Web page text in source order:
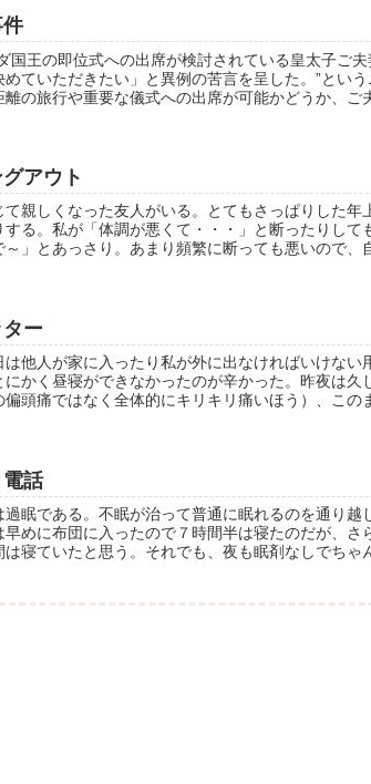
国王の即位式への出席が検討されている皇太子ご
めていただきたい」と異例の苦言を呈した。”とい
離の旅行や重要な儀式への出席が可能かどうか、ご
アウト
て親しくなった友人がいる。とてもさっぱりした年
する。私が「体調が悪くて・・・」と断ったりして
～」とあっさり。あまり頻繁に断っても悪いので、
ター
は他人が家に入ったり私が外に出なければいけない
にかく昼寝ができなかったのが辛かった。昨夜は久
偏頭痛ではなく全体的にキリキリ痛いほう）、この
話
過眠である。不眠が治って普通に眠れるのを通り越
早めに布団に入ったので７時間半は寝たのだが、さ
は寝ていたと思う。それでも、夜も眠剤なしでちゃ